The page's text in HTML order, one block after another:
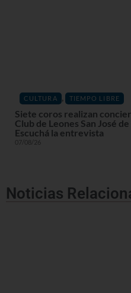
CULTURA , TIEMPO LIBRE
Siete coros realizan
Club de Leones San José
Escuchá la entrevista
07/08/26
Noticias